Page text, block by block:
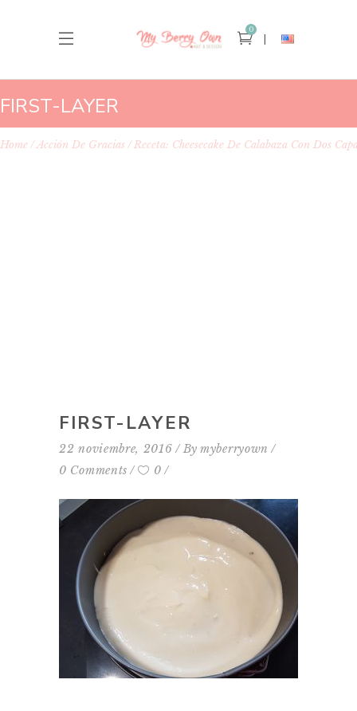
0
FIRST-LAYER
Home Acción De Gracias Receta: Cheesecake De Calabaza Con Dos
FIRST-LAYER
22 noviembre, 2016 By myberryown
0 Comments
0